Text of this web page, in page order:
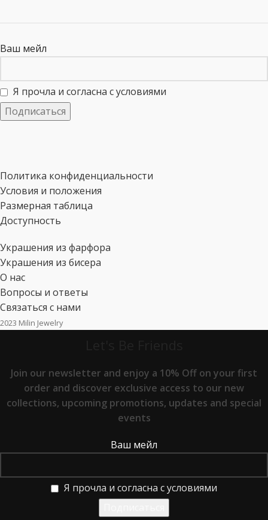
Ваш мейл
Я прочла и согласна с условиями
Политика конфиденциальности
Условия и положения
Размерная таблица
Доступность
Украшения из фарфора
Украшения из бисера
О нас
Вопросы и ответы
Связаться с нами
2023 Milin Jewelry
Join our newsletter and enjoy a 10% Off on your first
order and discover exclusive access to our new
collections, upcoming promotions, updates and special
events
Ваш мейл
Я прочла и согласна с условиями